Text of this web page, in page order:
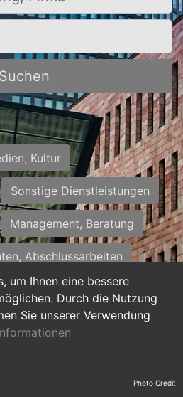
um Ihnen eine bessere
Durch die Nutzung
Sie unserer Verwendung
Suchen
Kultur
Sonstige Dienstleistungen
Management, Beratung
Abschlussarbeiten
Sekretariat
Nebenjobs
duale Ausbildung Photo Credit